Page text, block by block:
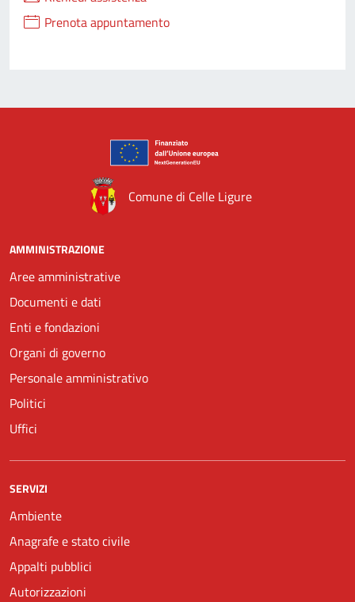
Prenota appuntamento
Comune di Celle Ligure
AMMINISTRAZIONE
Aree amministrative
Documenti e dati
Enti e fondazioni
Organi di governo
Personale amministrativo
Politici
Uffici
SERVIZI
Ambiente
Anagrafe e stato civile
Appalti pubblici
Autorizzazioni